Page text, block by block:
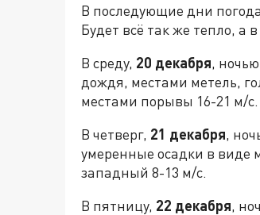
В последующие дни
Будет всё так же тепло, а
В среду, 20 декабря,
дождя, местами метель,
местами порывы 16-21 м/с.
В четверг, 21 декабря,
умеренные осадки в виде
западный 8-13 м/с.
В пятницу, 22 декабря,